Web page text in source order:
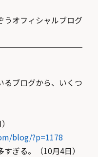
オフィシャルブログ
ブログから、いくつ
blog/?p=1178
ぎる。（10月4日）